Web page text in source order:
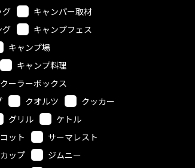
グ
キャンパー取材
グ
キャンプフェス
キャンプ場
キャンプ料理
クーラーボックス
クオルツ
クッカー
グリル
ケトル
コット
サーマレスト
ップ
ジムニー